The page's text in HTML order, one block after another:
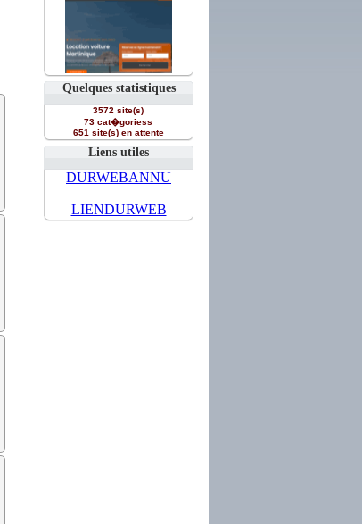
Quelques statistiques
3572 site(s)
73 cat�goriess
651 site(s) en attente
Liens utiles
DURWEBANNU
LIENDURWEB